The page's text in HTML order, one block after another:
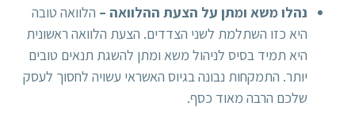
נהלו משא ומתן על הצעת ההלוואה – הלוואה טובה
היא כזו השתלמת לשני הצדדים. הצעת הלוואה ראשונית
היא תמיד בסיס לניהול משא ומתן להשגת תנאים טובים
יותר. התמקחות נבונה בגיוס האשראי עשויה לחסוך לעסק
שלכם הרבה מאוד כסף.